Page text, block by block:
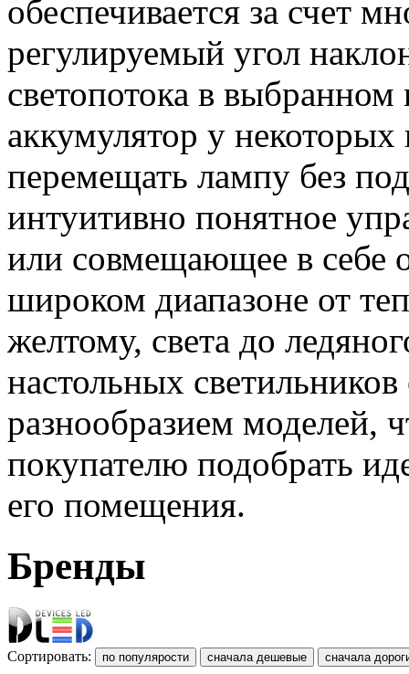
обеспечивается за счет
регулируемый угол
светопотока в
аккумулятор у
перемещать лампу без
интуитивно понятное
или совмещающее в себе
широком диапазоне от
желтому, света до
настольных
разнообразием моделей,
покупателю подобрать
его помещения.
Бренды
Сортировать: